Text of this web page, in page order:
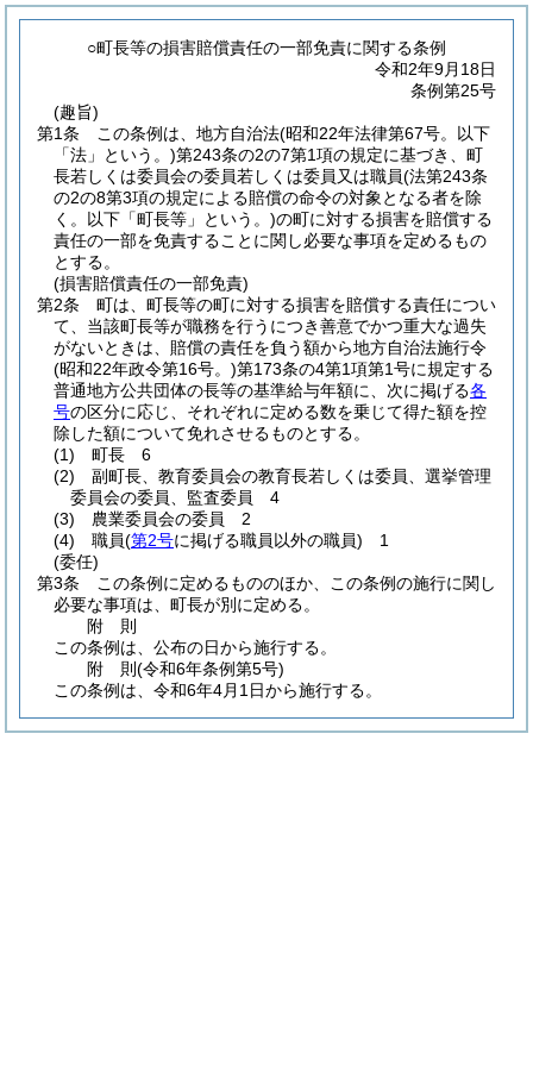
○町長等の損害賠償責任の一部免責に関する条例
令和2年9月18日
条例第25号
(趣旨)
第1条
この条例は、地方自治法(昭和22年法律第67号。以下
「法」という。)第243条の2の7第1項の規定に基づき、町
長若しくは委員会の委員若しくは委員又は職員(法第243条
の2の8第3項の規定による賠償の命令の対象となる者を除
く。以下「町長等」という。)の町に対する損害を賠償する
責任の一部を免責することに関し必要な事項を定めるもの
とする。
(損害賠償責任の一部免責)
第2条
町は、町長等の町に対する損害を賠償する責任につい
て、当該町長等が職務を行うにつき善意でかつ重大な過失
がないときは、賠償の責任を負う額から地方自治法施行令
(昭和22年政令第16号。)第173条の4第1項第1号に規定する
普通地方公共団体の長等の基準給与年額に、次に掲げる各
号の区分に応じ、それぞれに定める数を乗じて得た額を控
除した額について免れさせるものとする。
(1)
町長 6
(2)
副町長、教育委員会の教育長若しくは委員、選挙管理
委員会の委員、監査委員 4
(3)
農業委員会の委員 2
(4)
職員(第2号に掲げる職員以外の職員) 1
(委任)
第3条
この条例に定めるもののほか、この条例の施行に関し
必要な事項は、町長が別に定める。
附 則
この条例は、公布の日から施行する。
附 則(令和6年条例第5号)
この条例は、令和6年4月1日から施行する。